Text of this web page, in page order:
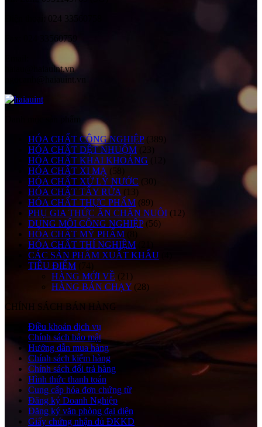
024 33560759
haiau@haiauint.vn
HÓA CHẤT CÔNG NGHIỆP (389)
HÓA CHẤT DỆT NHUỘM (23)
HÓA CHẤT KHAI KHOÁNG
HÓA CHẤT XI MẠ (58)
HÓA CHẤT XỬ LÝ NƯỚC (30)
HÓA CHẤT TẨY RỬA (13)
HÓA CHẤT THỰC PHẨM (89)
PHỤ GIA THỨC ĂN CHĂN NUÔI (12)
DUNG MÔI CÔNG NGHIỆP (56)
HÓA CHẤT MỸ PHẨM
(8)
HÓA CHẤT THÍ NGHIỆM
CÁC SẢN PHẨM XUẤT KHẨU
TIÊU ĐIỂM
(74)
HÀNG MỚI VỀ (21)
HÀNG BÁN CHẠY (28)
CHÍNH SÁCH BÁN HÀNG
Điều khoản dịch vụ
Chính sách bảo mật
Hướng dẫn mua hàng
Chính sách kiểm hàng
Chính sách đổi trả hàng
Hình thức thanh toán
Cung cấp hóa đơn chứng từ
Đăng ký Doanh Nghiệp
Đăng ký văn phòng đại diện
Giấy chứng nhận đủ ĐKKD